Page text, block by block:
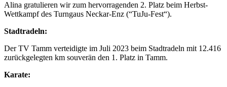
Alina gratulieren wir zum hervorragenden 2. Platz beim Herbst-
Wettkampf des Turngaus Neckar-Enz (“TuJu-Fest“).
Stadtradeln:
Der TV Tamm verteidigte im Juli 2023 beim Stadtradeln mit 12.416
zurückgelegten km souverän den 1. Platz in Tamm.
Karate: